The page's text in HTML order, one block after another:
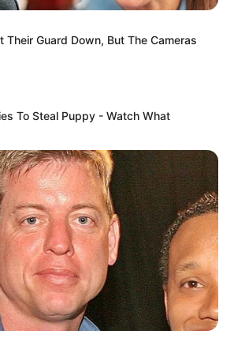
Their Guard Down, But The Cameras
To Steal Puppy - Watch What